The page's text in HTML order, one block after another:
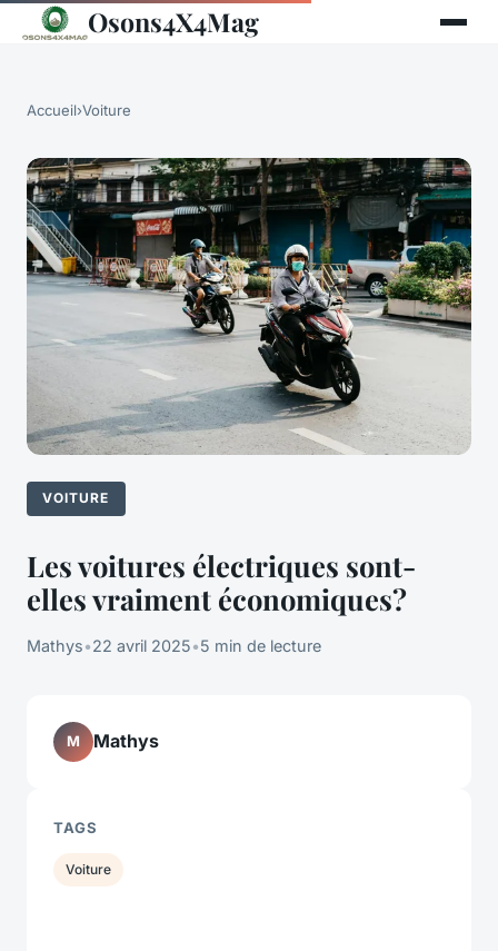
Osons4X4Mag
Accueil›Voiture
VOITURE
Les voitures électriques sont-
elles vraiment économiques?
Mathys•22 avril 2025•5 min de lecture
M Mathys
TAGS
Voiture